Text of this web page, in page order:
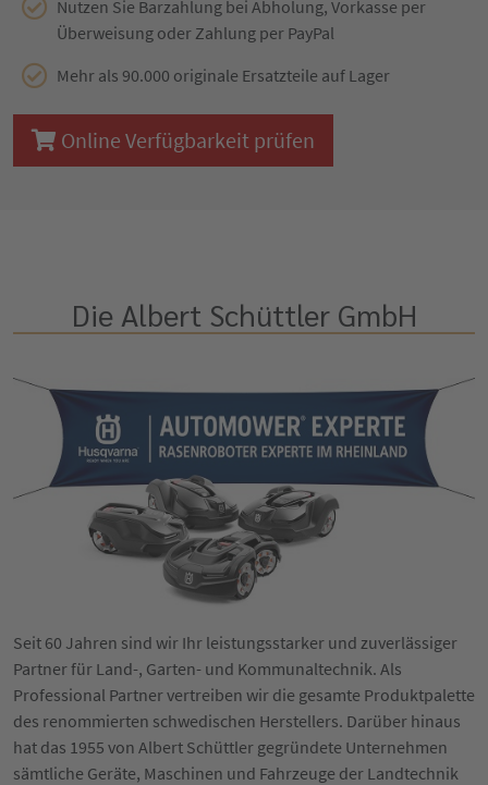
Nutzen Sie Barzahlung bei Abholung, Vorkasse per
Überweisung oder Zahlung per PayPal
Mehr als 90.000 originale Ersatzteile auf Lager
Online Verfügbarkeit prüfen
Die Albert Schüttler GmbH
Seit 60 Jahren sind wir Ihr leistungsstarker und zuverlässiger
Partner für Land-, Garten- und Kommunaltechnik. Als
Professional Partner vertreiben wir die gesamte Produktpalette
des renommierten schwedischen Herstellers. Darüber hinaus
hat das 1955 von Albert Schüttler gegründete Unternehmen
sämtliche Geräte, Maschinen und Fahrzeuge der Landtechnik